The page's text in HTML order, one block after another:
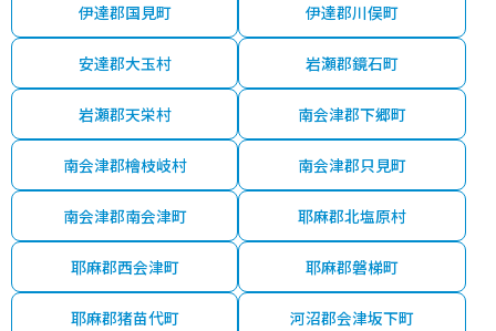
伊達郡国見町 伊達郡川俣町
安達郡大玉村 岩瀬郡鏡石町
岩瀬郡天栄村 南会津郡下郷町
南会津郡檜枝岐村 南会津郡只見町
南会津郡南会津町 耶麻郡北塩原村
耶麻郡西会津町 耶麻郡磐梯町
耶麻郡猪苗代町 河沼郡会津坂下町